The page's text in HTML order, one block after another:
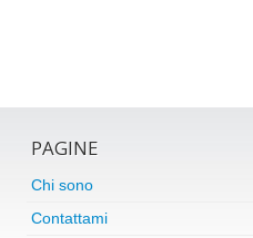
PAGINE
Chi sono
Contattami